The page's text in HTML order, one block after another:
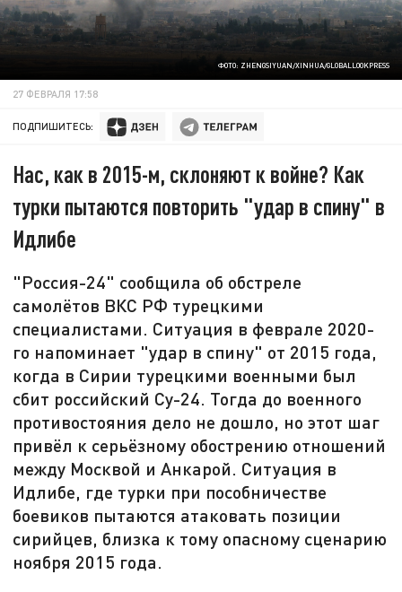
ФОТО: ZHENGSIYUAN/XINHUA/GLOBALLOOKPRESS
27 ФЕВРАЛЯ 17:58
ПОДПИШИТЕСЬ:
Нас, как в 2015-м, склоняют к войне? Как
турки пытаются повторить "удар в спину" в
Идлибе
"Россия-24" сообщила об обстреле
самолётов ВКС РФ турецкими
специалистами. Ситуация в феврале 2020-
го напоминает "удар в спину" от 2015 года,
когда в Сирии турецкими военными был
сбит российский Су-24. Тогда до военного
противостояния дело не дошло, но этот шаг
привёл к серьёзному обострению отношений
между Москвой и Анкарой. Ситуация в
Идлибе, где турки при пособничестве
боевиков пытаются атаковать позиции
сирийцев, близка к тому опасному сценарию
ноября 2015 года.